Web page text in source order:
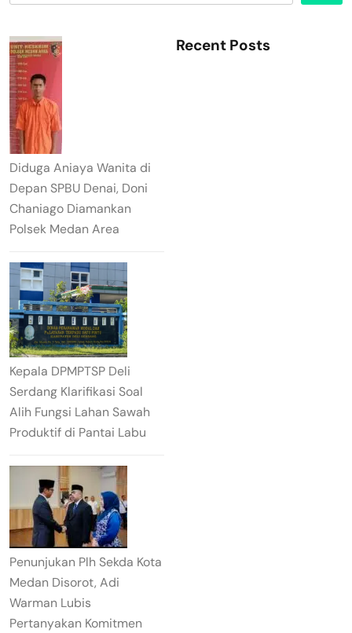
Diduga Aniaya Wanita di
Depan SPBU Denai, Doni
Chaniago Diamankan
Polsek Medan Area
Kepala DPMPTSP Deli
Serdang Klarifikasi Soal
Alih Fungsi Lahan Sawah
Produktif di Pantai Labu
Penunjukan Plh Sekda Kota
Medan Disorot, Adi
Warman Lubis
Pertanyakan Komitmen
Recent Posts